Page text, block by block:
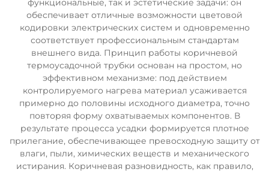
функциональные, так и эстетические задачи: он
обеспечивает отличные возможности цветовой
кодировки электрических систем и одновременно
соответствует профессиональным стандартам
внешнего вида. Принцип работы коричневой
термоусадочной трубки основан на простом, но
эффективном механизме: под действием
контролируемого нагрева материал усаживается
примерно до половины исходного диаметра, точно
повторяя форму охватываемых компонентов. В
результате процесса усадки формируется плотное
прилегание, обеспечивающее превосходную защиту от
влаги, пыли, химических веществ и механического
истирания. Коричневая разновидность, как правило,